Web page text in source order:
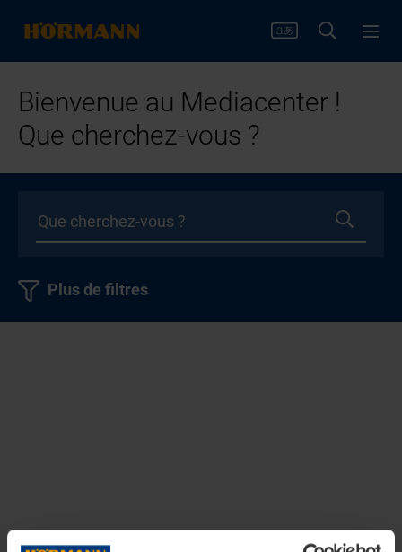
Bienvenue au Mediacenter !
Que cherchez-vous ?
Plus de filtres